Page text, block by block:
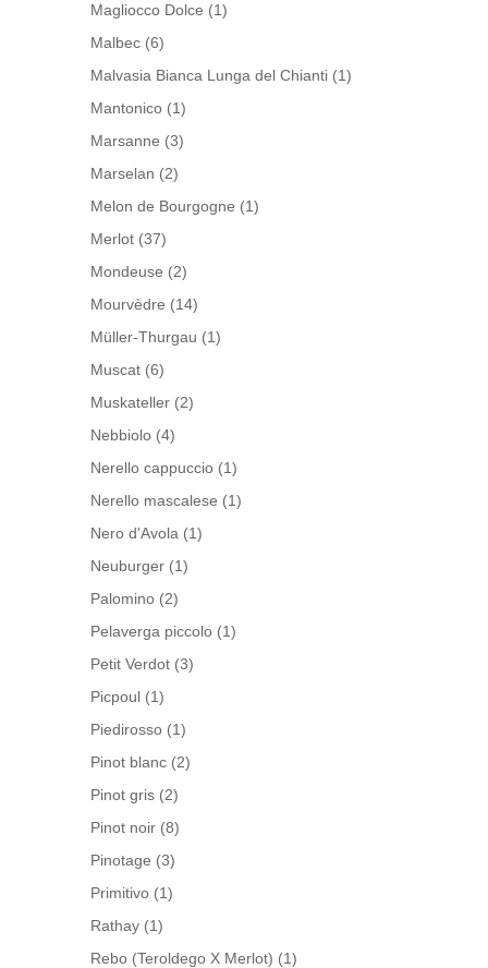
Magliocco Dolce (1)
Malbec (6)
Malvasia Bianca Lunga del Chianti (1)
Mantonico (1)
Marsanne (3)
Marselan (2)
Melon de Bourgogne (1)
Merlot (37)
Mondeuse (2)
Mourvèdre (14)
Müller-Thurgau (1)
Muscat (6)
Muskateller (2)
Nebbiolo (4)
Nerello cappuccio (1)
Nerello mascalese (1)
Nero d'Avola (1)
Neuburger (1)
Palomino (2)
Pelaverga piccolo (1)
Petit Verdot (3)
Picpoul (1)
Piedirosso (1)
Pinot blanc (2)
Pinot gris (2)
Pinot noir (8)
Pinotage (3)
Primitivo (1)
Rathay (1)
Rebo (Teroldego X Merlot) (1)